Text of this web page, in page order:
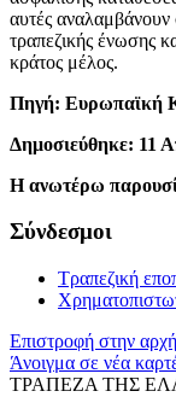
αυτές αναλαμβάνουν
τραπεζικής ένωσης
κράτος μέλος.
Πηγή: Ευρωπαϊκή
Δημοσιεύθηκε: 11
Η ανωτέρω
Σύνδεσμοι
Τραπεζική
Επιστροφή στην αρχή
Άνοιγμα σε νέα
ΤΡΑΠΕΖΑ ΤΗΣ